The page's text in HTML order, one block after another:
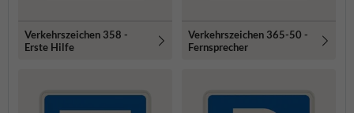
Verkehrszeichen 358 -
Erste Hilfe
Verkehrszeichen 365-50 -
Fernsprecher